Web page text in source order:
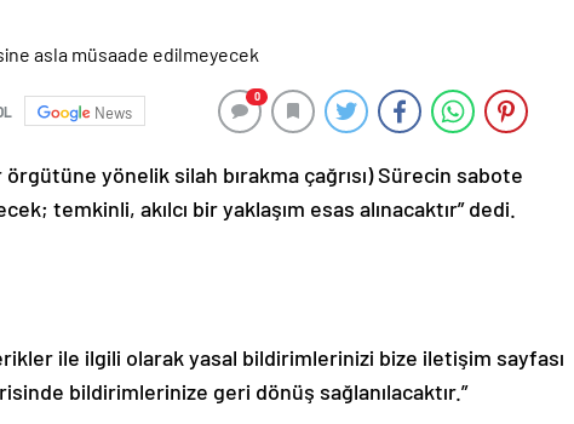
News
0
örgütüne yönelik silah bırakma çağrısı) Sürecin sabote
temkinli, akılcı bir yaklaşım esas alınacaktır” dedi.
ile ilgili olarak yasal bildirimlerinizi bize iletişim sayfası
bildirimlerinize geri dönüş sağlanılacaktır.”